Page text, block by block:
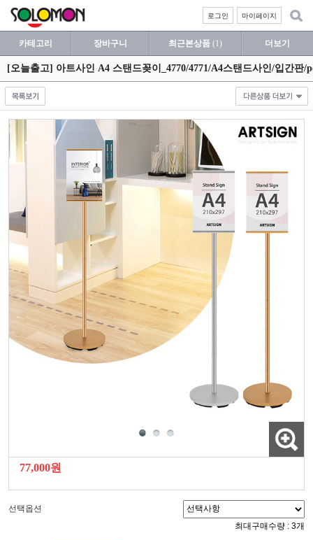
마이페이지
로그인
카테고리 장바구니 최근본상품 (1) 더보기
[오늘출고] 아트사인 A4 스탠드꽂이_4770/4771/A4스탠드사인/입간
77,000원
선택옵션
최대구매수량 : 3개